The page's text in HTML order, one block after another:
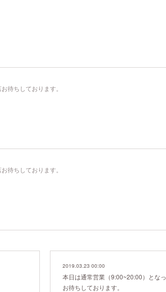
待ちしております。
待ちしております。
2019.03.23 00:00
本日は通常営業（9:00~20:00）とな
お待ちしております。